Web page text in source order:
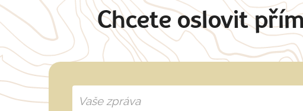
Chcete oslovit